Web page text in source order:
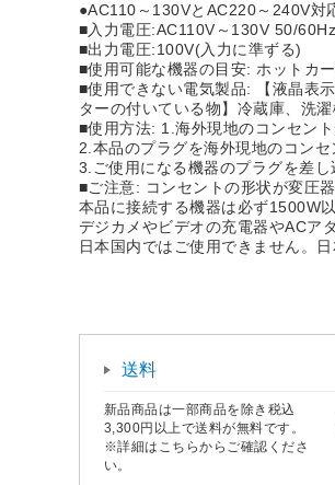
●AC110～130VとAC220～240V対
■入力電圧:AC110V～130V 50/
■出力電圧:100V(入力に準ずる)
■使用可能な機器の目安: ホットカ
■使用できない電気製品: 【液晶表
ターの付いている物】冷蔵庫、洗
■使用方法: 1.海外現地のコンセン
2.本品のプラグを海外現地のコンセ
3.ご使用になる機器のプラグを差し
■ご注意: コンセントの形状が変圧
本品に接続する機器は必ず1500W
デジカメやビデオの充電器やACア
日本国内ではご使用できません。
送料
新品商品は一部商品を除き税込
3,300円以上で送料が無料です。
※詳細はこちらからご確認くださ
い。